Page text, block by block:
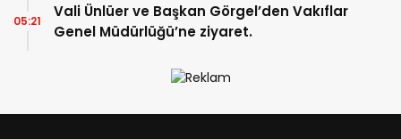
Vali Ünlüer ve Başkan Görgel’den Vakıflar
Genel Müdürlüğü’ne ziyaret.
05:21